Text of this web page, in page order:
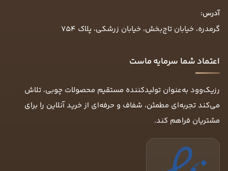
آدرس:
گرمدره، خیابان تاج‌بخش، خیابان زرشکی، پلاک ۷۵۴
اعتماد شما سرمایه ماست
رزیک‌وود به‌عنوان تولیدکننده مستقیم محصولات چوبی، تلاش
می‌کند تجربه‌ای مطمئن، شفاف و حرفه‌ای از خرید آنلاین را برای
مشتریان فراهم کند.